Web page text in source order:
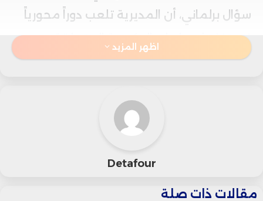
سؤال برلماني، أن المديرية تلعب دوراً محورياً
في تنفيذ سياسات الحكومة المتعلقة
بالمنافسة والأسعار والمقاصة، عبر استراتيجية
وتحسين ظروف عيشهم.
بين الوزارات، المسؤولة عن تحديد ومراجعة
أسعار عدد من المواد والخدمات الأساسية، كما
اظهر المزيد
Detafour
مقالات ذات صلة